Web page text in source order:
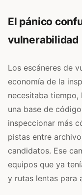
El pánico
vulnerabilidad
Los escáneres de
economía de la
necesitaba
una base de
inspeccionar más
pistas entre
candidatos. Ese
equipos que ya
y rutas lentas para